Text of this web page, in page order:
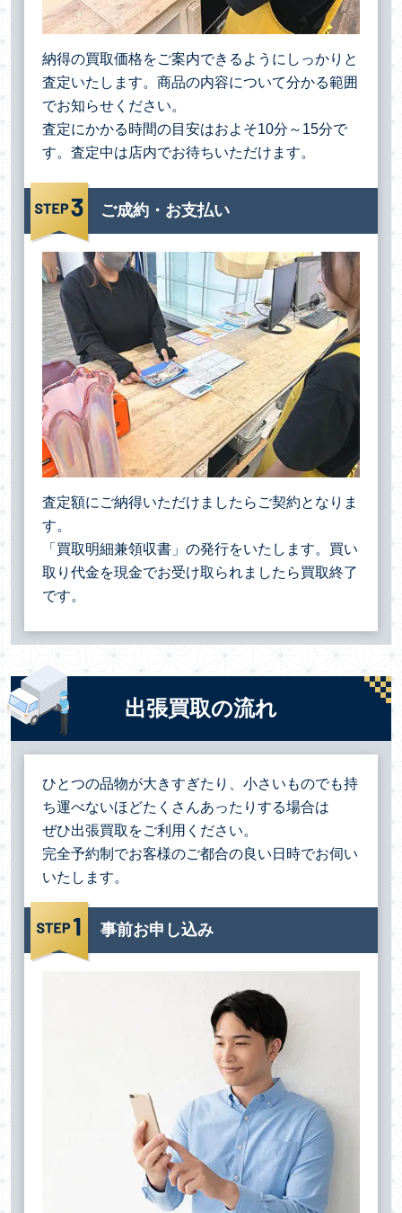
納得の買取価格をご案内できるようにしっかりと
査定いたします。商品の内容について分かる範囲
でお知らせください。
査定にかかる時間の目安はおよそ10分～15分で
す。査定中は店内でお待ちいただけます。
ご成約・お支払い
査定額にご納得いただけましたらご契約となりま
す。
「買取明細兼領収書」の発行をいたします。買い
取り代金を現金でお受け取られましたら買取終了
です。
出張買取の流れ
ひとつの品物が大きすぎたり、小さいものでも持
ち運べないほどたくさんあったりする場合は
ぜひ出張買取をご利用ください。
完全予約制でお客様のご都合の良い日時でお伺い
いたします。
事前お申し込み